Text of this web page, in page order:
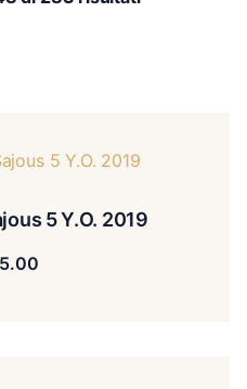
5 Y.O. 2019